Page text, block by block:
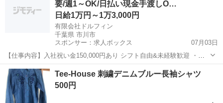
要/週1～OK/日払い現金手渡しO…
日給1万円～1万3,000円
有限会社ドルフィン
千葉県 市川市
スポンサー：求人ボックス
07月03日
【仕事内容】入社祝い金150,000円あり シフト自由&未経験歓迎
・直
行直帰OK ・一部車・自転車・バイク通勤OK ・週1～OK ・日払い・
週払いOK、現金手渡しも可能です! <仕事内容> 建築・土木工事現場
で...
アルバイト・パート
Tee-House 刺繍デニムブルー長袖シャツ
500円